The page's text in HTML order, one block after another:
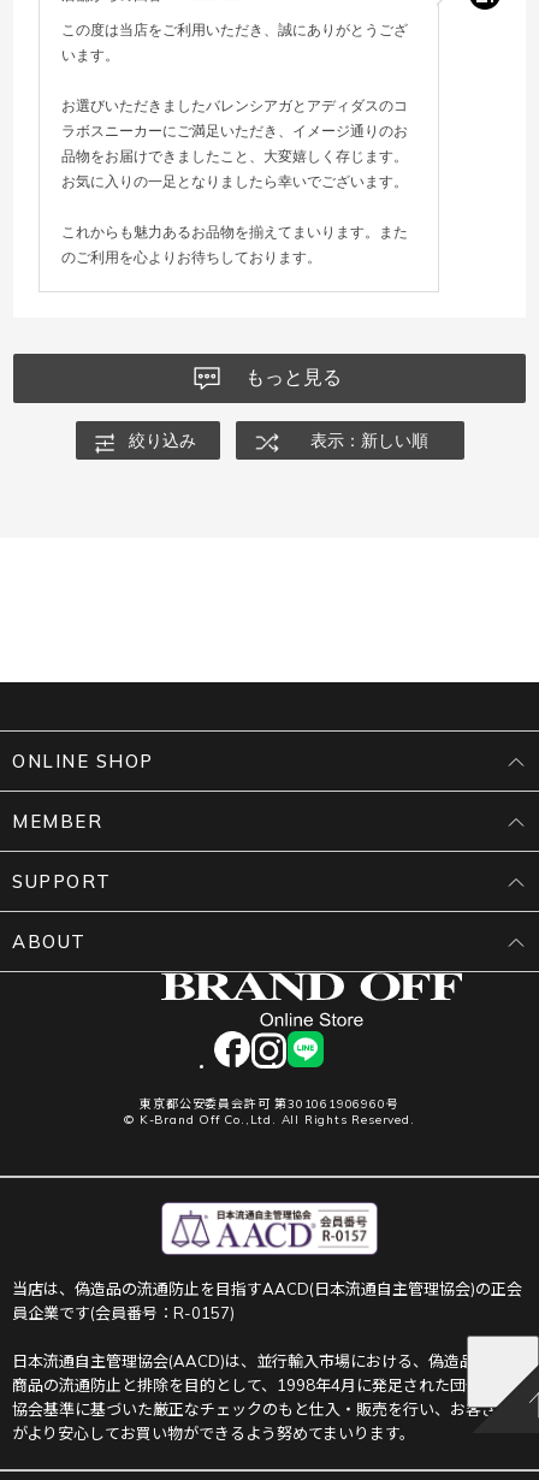
この度は当店をご利用いただき、誠にありがとうござ
います。
お選びいただきましたバレンシアガとアディダスのコ
ラボスニーカーにご満足いただき、イメージ通りのお
品物をお届けできましたこと、大変嬉しく存じます。
お気に入りの一足となりましたら幸いでございます。
これからも魅力あるお品物を揃えてまいります。また
のご利用を心よりお待ちしております。
もっと見る
絞り込み 表示：新しい順
facebookinstagram
LINE
東京都公安委員会許可 第301061906960号
© K-Brand Off Co.,Ltd. All Rights Reserved.
ONLINE SHOP
MEMBER
SUPPORT
ABOUT
当店は、偽造品の流通防止を目指すAACD(日本流通自主管理協会)の正会
員企業です(会員番号：R-0157)
日本流通自主管理協会(AACD)は、並行輸入市場における、偽造品や不正
商品の流通防止と排除を目的として、1998年4月に発足された団体です。
協会基準に基づいた厳正なチェックのもと仕入・販売を行い、お客さま
がより安心してお買い物ができるよう努めてまいります。